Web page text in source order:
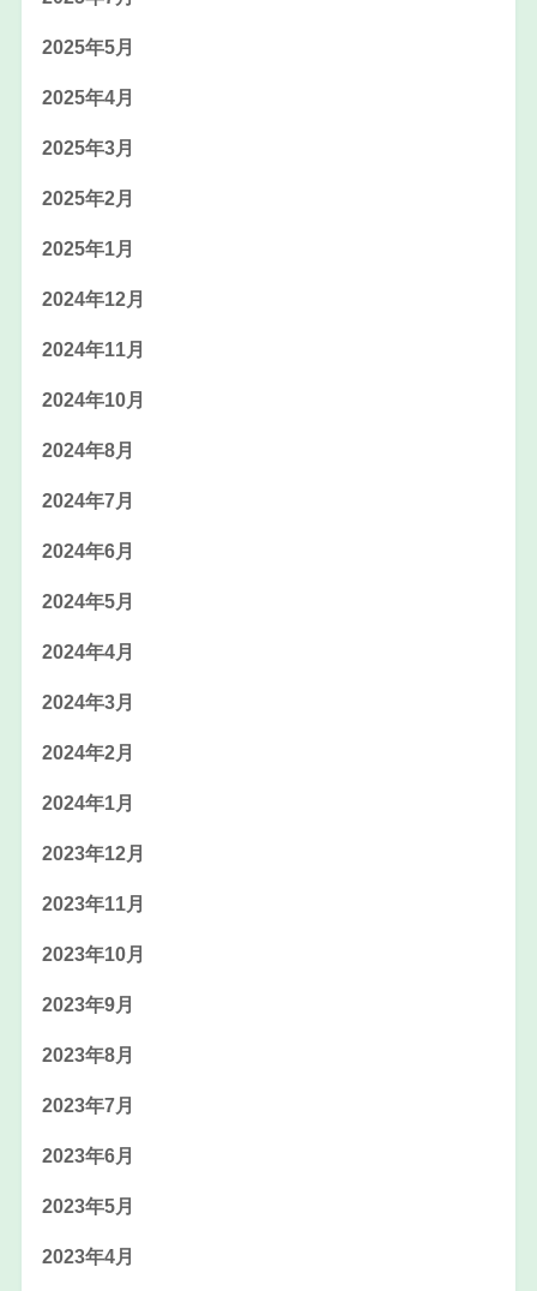
2025年5月
2025年4月
2025年3月
2025年2月
2025年1月
2024年12月
2024年11月
2024年10月
2024年8月
2024年7月
2024年6月
2024年5月
2024年4月
2024年3月
2024年2月
2024年1月
2023年12月
2023年11月
2023年10月
2023年9月
2023年8月
2023年7月
2023年6月
2023年5月
2023年4月